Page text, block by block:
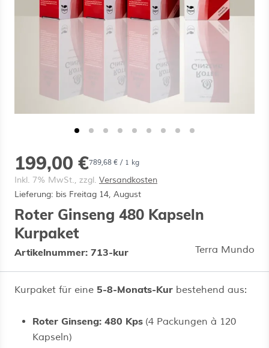
für Kategorie Vitalpilz-Porträts
für Kategorie Premium-
für Kategorie Über Uns
199,00 €789,68 € / 1 kg
Inkl. 7% MwSt., zzgl. Versandkosten
Lieferung: bis Freitag 14, August
Roter Ginseng 480 Kapseln
Kurpaket
Artikelnummer: 713-kur Terra Mundo
Kurpaket für eine 5-8-Monats-Kur bestehend aus:
Roter Ginseng: 480 Kps (4 Packungen à 120
Kapseln)